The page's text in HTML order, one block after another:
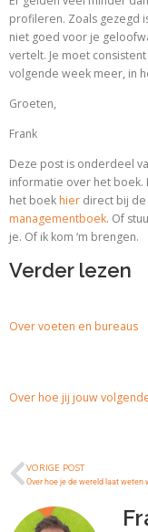
profileren. Zoals gezegd
niet goed voor je
vertelt. Je moet
volgende week meer, in
Groeten,
Frank
Deze post is onderdeel
informatie over het boek.
het boek hier direct bij
managementboek. Of
je. Of ik kom ‘m brengen.
Verder lezen
Over voeten en bureaus
Over hoe jij jouw
VORIGE POST
Over hoe je de wereld laat weten